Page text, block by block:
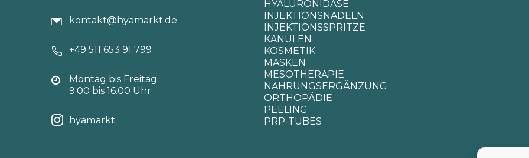
kontakt@hyamarkt.de
+49 511 653 91 799
Montag bis Freitag:
9.00 bis 16.00 Uhr
hyamarkt
HYALURONIDASE
INJEKTIONSNADELN
INJEKTIONSSPRITZE
KANÜLEN
KOSMETIK
MASKEN
MESOTHERAPIE
NAHRUNGSERGÄNZUNG
ORTHOPÄDIE
PEELING
PRP-TUBES